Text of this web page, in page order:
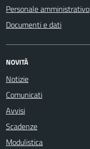
Personale amministrativo
Documenti e dati
NOVITÀ
Notizie
Comunicati
Avvisi
Scadenze
Modulistica